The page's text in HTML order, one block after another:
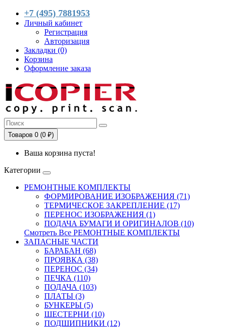
+7 (495) 7881953
Личный кабинет
Регистрация
Авторизация
Закладки (0)
Корзина
Оформление заказа
Товаров 0 (0 ₽)
Ваша корзина пуста!
Категории
РЕМОНТНЫЕ КОМПЛЕКТЫ
ФОРМИРОВАНИЕ ИЗОБРАЖЕНИЯ (71)
ТЕРМИЧЕСКОЕ ЗАКРЕПЛЕНИЕ (17)
ПЕРЕНОС ИЗОБРАЖЕНИЯ (1)
ПОДАЧА БУМАГИ И ОРИГИНАЛОВ (10)
Смотреть Все РЕМОНТНЫЕ КОМПЛЕКТЫ
ЗАПАСНЫЕ ЧАСТИ
БАРАБАН (68)
ПРОЯВКА (38)
ПЕРЕНОС (34)
ПЕЧКА (110)
ПОДАЧА (103)
ПЛАТЫ (3)
БУНКЕРЫ (5)
ШЕСТЕРНИ (10)
ПОДШИПНИКИ (12)